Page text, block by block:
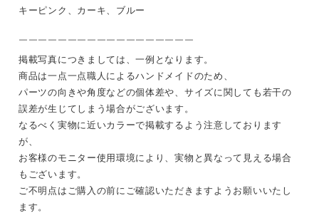
キーピンク、カーキ、ブルー
￣￣￣￣￣￣￣￣￣￣￣￣￣￣￣￣￣￣
掲載写真につきましては、一例となります。
商品は一点一点職人によるハンドメイドのため、
パーツの向きや角度などの個体差や、サイズに関しても若干の
誤差が生じてしまう場合がございます。
なるべく実物に近いカラーで掲載するよう注意しております
が、
お客様のモニター使用環境により、実物と異なって見える場合
もございます。
ご不明点はご購入の前にご確認いただきますようお願いいたし
ます。